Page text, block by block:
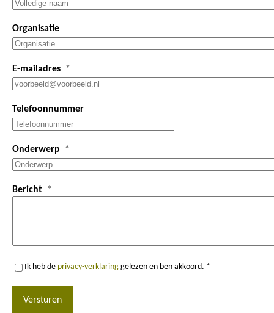
Organisatie
E-mailadres
Telefoonnummer
Onderwerp
Bericht
Ik heb de privacy-verklaring gelezen en ben akkoord. *
Versturen